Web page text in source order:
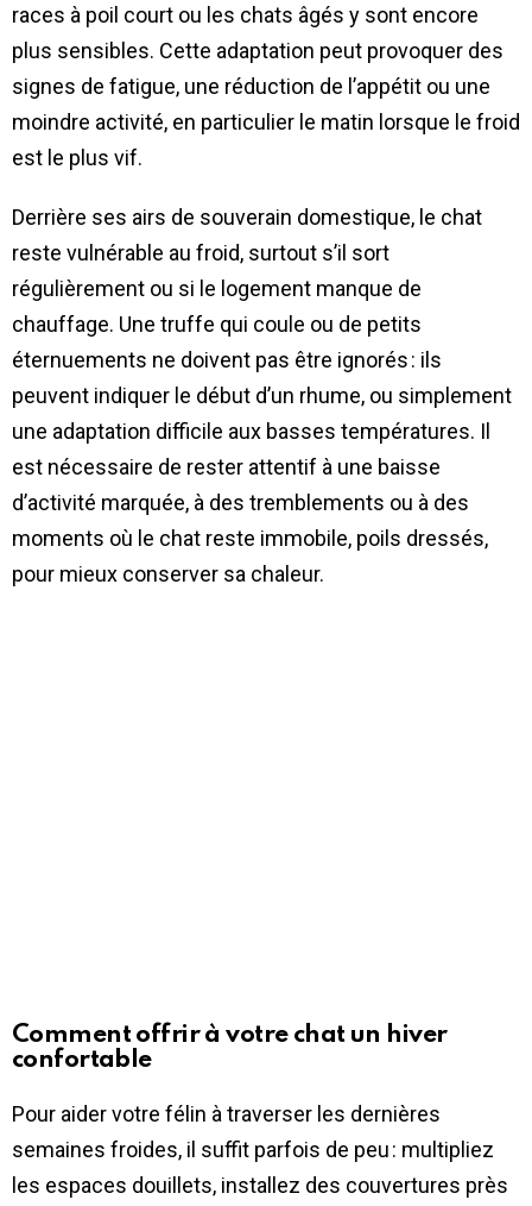
races à poil court ou les chats âgés y sont encore
plus sensibles. Cette adaptation peut provoquer des
signes de fatigue, une réduction de l’appétit ou une
moindre activité, en particulier le matin lorsque le froid
est le plus vif.
Derrière ses airs de souverain domestique, le chat
reste vulnérable au froid, surtout s’il sort
régulièrement ou si le logement manque de
chauffage. Une truffe qui coule ou de petits
éternuements ne doivent pas être ignorés : ils
peuvent indiquer le début d’un rhume, ou simplement
une adaptation difficile aux basses températures. Il
est nécessaire de rester attentif à une baisse
d’activité marquée, à des tremblements ou à des
moments où le chat reste immobile, poils dressés,
pour mieux conserver sa chaleur.
Comment offrir à votre chat un hiver
confortable
Pour aider votre félin à traverser les dernières
semaines froides, il suffit parfois de peu : multipliez
les espaces douillets, installez des couvertures près